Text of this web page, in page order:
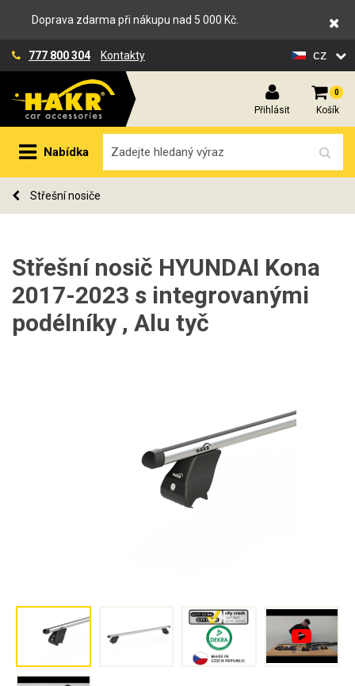
Doprava zdarma při nákupu nad 5 000 Kč.
777 800 304 Kontakty cz
Přihlásit
0
Košík
Nabídka
Střešní nosiče
Střešní nosič HYUNDAI Kona
2017-2023 s integrovanými
podélníky , Alu tyč